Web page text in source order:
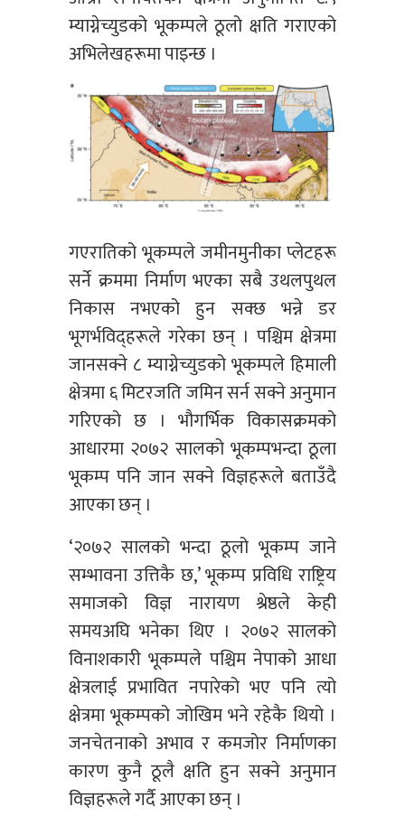
म्याग्नेच्युडको भूकम्पले ठूलो क्षति गराएको
अभिलेखहरूमा पाइन्छ ।
गएरातिको भूकम्पले जमीनमुनीका प्लेटहरू
सर्ने क्रममा निर्माण भएका सबै उथलपुथल
निकास नभएको हुन सक्छ भन्ने डर
भूगर्भविद्हरूले गरेका छन् । पश्चिम क्षेत्रमा
जानसक्ने ८ म्याग्नेच्युडको भूकम्पले हिमाली
क्षेत्रमा ६ मिटरजति जमिन सर्न सक्ने अनुमान
गरिएको छ । भौगर्भिक विकासक्रमको
आधारमा २०७२ सालको भूकम्पभन्दा ठूला
भूकम्प पनि जान सक्ने विज्ञहरूले बताउँदै
आएका छन् ।
‘२०७२ सालको भन्दा ठूलो भूकम्प जाने
सम्भावना उत्तिकै छ,’ भूकम्प प्रविधि राष्ट्रिय
समाजको विज्ञ नारायण श्रेष्ठले केही
समयअघि भनेका थिए । २०७२ सालको
विनाशकारी भूकम्पले पश्चिम नेपाको आधा
क्षेत्रलाई प्रभावित नपारेको भए पनि त्यो
क्षेत्रमा भूकम्पको जोखिम भने रहेकै थियो ।
जनचेतनाको अभाव र कमजोर निर्माणका
कारण कुनै ठूलै क्षति हुन सक्ने अनुमान
विज्ञहरूले गर्दै आएका छन् ।